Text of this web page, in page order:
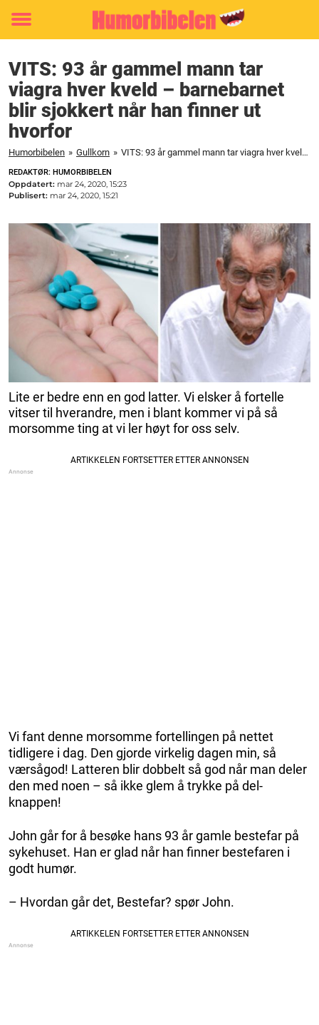
Toggle
VITS: 93 år gammel mann tar
viagra hver kveld – barnebarnet
blir sjokkert når han finner ut
hvorfor
Humorbibelen » Gullkorn » VITS: 93 år gammel mann tar viagra hver kveld - barnebarnet blir sjokkert når han finner ut hvorfor
REDAKTØR: HUMORBIBELEN
Oppdatert: mar 24, 2020, 15:23
Publisert: mar 24, 2020, 15:21
Lite er bedre enn en god latter. Vi elsker å fortelle
vitser til hverandre, men i blant kommer vi på så
morsomme ting at vi ler høyt for oss selv.
Vi fant denne morsomme fortellingen på nettet
tidligere i dag. Den gjorde virkelig dagen min, så
værsågod! Latteren blir dobbelt så god når man deler
den med noen – så ikke glem å trykke på del-
knappen!
John går for å besøke hans 93 år gamle bestefar på
sykehuset. Han er glad når han finner bestefaren i
godt humør.
– Hvordan går det, Bestefar? spør John.